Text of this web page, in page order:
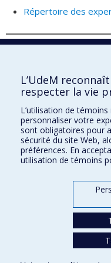
Répertoire des
Faculté de
École d'architecture
École d'urbanisme et
L’UdeM
respecter la vie
L’utilisation de
personnaliser votre
sont obligatoires pour
sécurité du site Web,
préférences. En
utilisation de témoins